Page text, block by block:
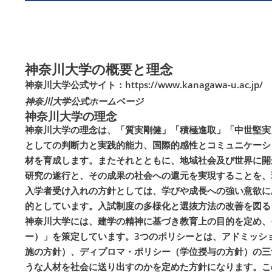
神奈川大学の概要と理念
神奈川大学公式サイト： https://www.kanagawa-u.ac.jp/
神奈川大学公式ホームページ
神奈川大学の理念
神奈川大学の理念は、「質実剛健」「積極進取」「中世堅
としての判断力と実践的能力、国際的感性とコミュニケー
材を育成します。またそれとともに、地域社会及び世界に
研究の遂行と、その成果の社会への還元を実現することを
入学者受け入れの方針としては、学びや成長への強い意欲
的としています。入試制度の多様化と選抜方法の改善を図
神奈川大学には、建学の精神に基づき教育上の目的を定め
ー）」を策定しています。3つのポリシーとは、アドミッ
施の方針）、ディプロマ・ポリシー（学位授与の方針）の
うな人材を社会に送り出すのかを定めた方針になります。